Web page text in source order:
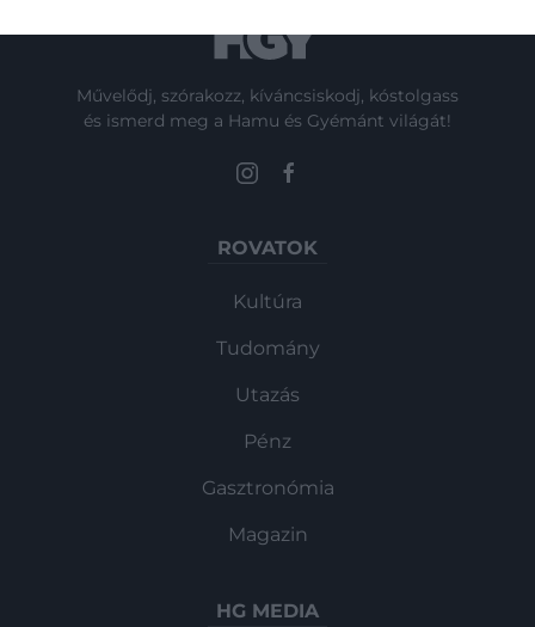
Művelődj, szórakozz, kíváncsiskodj, kóstolgass
és ismerd meg a Hamu és Gyémánt világát!
ROVATOK
Kultúra
Tudomány
Utazás
Pénz
Gasztronómia
Magazin
HG MEDIA